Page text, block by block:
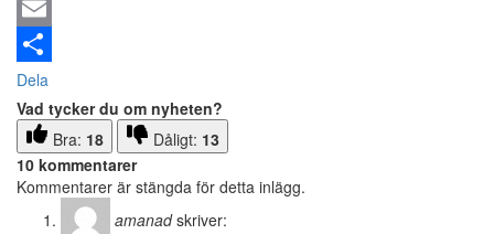
Email
Dela
Vad tycker du om nyheten?
Bra: 18 Dåligt: 13
10 kommentarer
Kommentarer är stängda för detta inlägg.
amanad skriver: